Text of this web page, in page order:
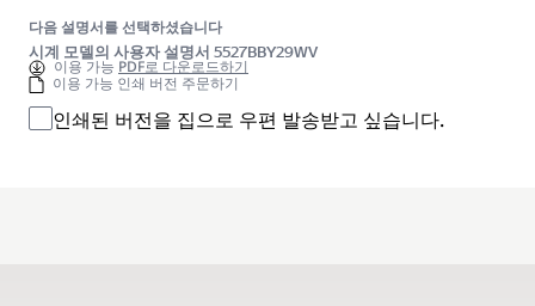
다음 설명서를 선택하셨습니다
시계 모델의 사용자 설명서 5527BBY29WV
이용 가능 PDF로 다운로드하기
이용 가능 인쇄 버전 주문하기
인쇄된 버전을 집으로 우편 발송받고 싶습니다.